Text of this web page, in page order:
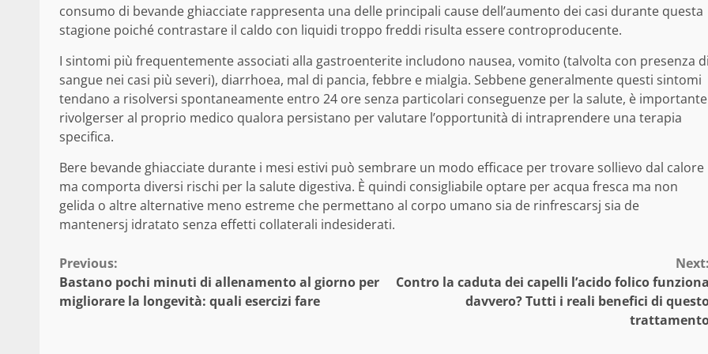
consumo di bevande ghiacciate rappresenta una delle principali cause dell’aumento dei casi durante questa
stagione poiché contrastare il caldo con liquidi troppo freddi risulta essere controproducente.
I sintomi più frequentemente associati alla gastroenterite includono nausea, vomito (talvolta con presenza di
sangue nei casi più severi), diarrhoea, mal di pancia, febbre e mialgia. Sebbene generalmente questi sintomi
tendano a risolversi spontaneamente entro 24 ore senza particolari conseguenze per la salute, è importante
rivolgerser al proprio medico qualora persistano per valutare l’opportunità di intraprendere una terapia
specifica.
Bere bevande ghiacciate durante i mesi estivi può sembrare un modo efficace per trovare sollievo dal calore
ma comporta diversi rischi per la salute digestiva. È quindi consigliabile optare per acqua fresca ma non
gelida o altre alternative meno estreme che permettano al corpo umano sia de rinfrescarsj sia de
mantenersj idratato senza effetti collaterali indesiderati.
Continue
Reading
Previous:
Bastano pochi minuti di allenamento al giorno per
migliorare la longevità: quali esercizi fare
Next:
Contro la caduta dei capelli l’acido folico funziona
davvero? Tutti i reali benefici di